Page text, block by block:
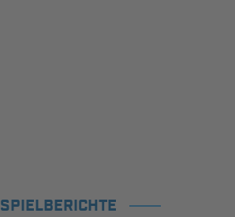
SPIELBERICHTE